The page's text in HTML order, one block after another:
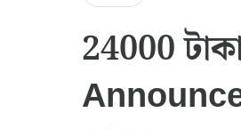
24000